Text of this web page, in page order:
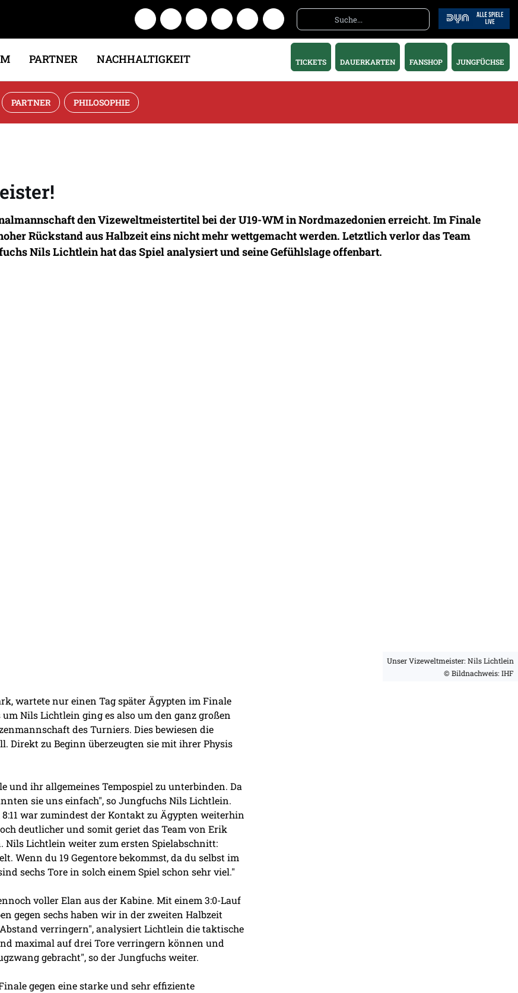
PARTNER NACHHALTIGKEIT TICKETS DAUERKARTEN FANSHOP JUNGFÜCHSE
PARTNER PHILOSOPHIE
den Vizeweltmeistertitel bei der U19-WM in Nordmazedonien erreicht. Im Finale
Rückstand aus Halbzeit eins nicht mehr wettgemacht werden. Letztlich verlor das Team
Nils Lichtlein hat das Spiel analysiert und seine Gefühlslage offenbart.
Unser Vizeweltmeister: Nils Lichtlein
© Bildnachweis: IHF
wartete nur einen Tag später Ägypten im Finale
Nils Lichtlein ging es also um den ganz großen
des Turniers. Dies bewiesen die
Direkt zu Beginn überzeugten sie mit ihrer Physis
und ihr allgemeines Tempospiel zu unterbinden. Da
sie uns einfach", so Jungfuchs Nils Lichtlein.
war zumindest der Kontakt zu Ägypten weiterhin
deutlicher und somit geriet das Team von Erik
Lichtlein weiter zum ersten Spielabschnitt:
Wenn du 19 Gegentore bekommst, da du selbst im
sechs Tore in solch einem Spiel schon sehr viel."
voller Elan aus der Kabine. Mit einem 3:0-Lauf
gegen sechs haben wir in der zweiten Halbzeit
verringern", analysiert Lichtlein die taktische
maximal auf drei Tore verringern können und
gebracht", so der Jungfuchs weiter.
gegen eine starke und sehr effiziente